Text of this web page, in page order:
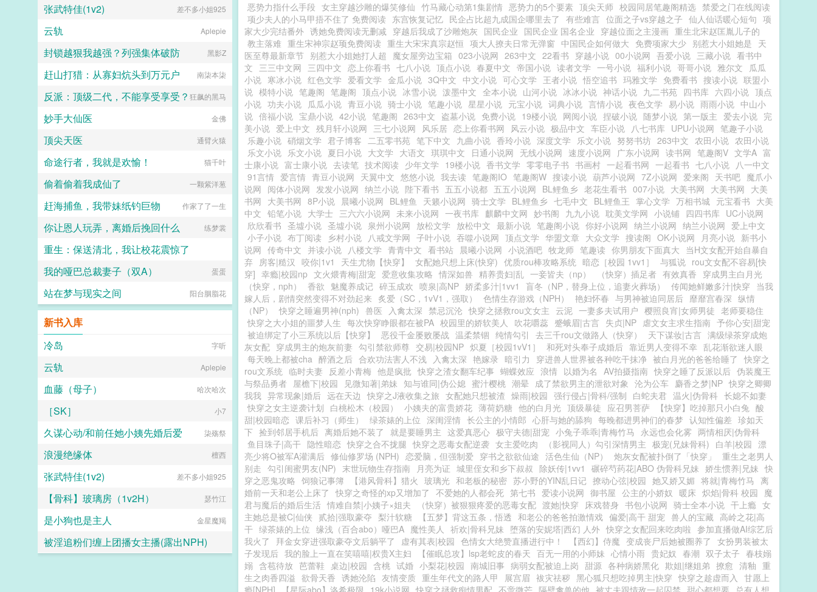
恶势力指什么手段 女主穿越沙雕的爆笑修仙 竹马藏心动第1集剧情 恶势力的5个要素 顶尖天师 校园同居笔趣阁精选 禁爱之门在线阅读
项少夫人的小马甲捂不住了 免费阅读 东宫恢复记忆 民企占比超九成国企哪里去了 有些难言 位面之子vs穿越之子 仙人仙话暖心短句 项
家大少完结番外 诱她免费阅读无删减 穿越后我成了沙雕炮灰 国民企业 国民企业 国名企业 穿越位面之主漫画 重生北宋赵匡胤儿子的
教主落难 重生宋神宗赵顼免费阅读 重生大宋宋真宗赵恒 项大人撩夫日常无弹窗 中国民企如何做大 免费项家大少 别惹大小姐她是 天
医至尊最新章节 别惹大小姐她打人超 魔女屋旁边宝箱 023小说网 263中文 22看书 穿越小说 00小说网 吾爱小说 三藏小说 看书中
文 三三中文网 三四中文 恋上你看书 七八小说 顶点小说 春夏中文 帝国小说 读者文学 一号小说 福利小说 哥哥小说 雅尔文
瓜瓜
小说 寒冰小说 红色文学 爱看文学 金瓜小说 3Q中文 中文小说 可心文学 王者小说 悟空追书 玛雅文学 免费看书 搜读小说 联盟小
说 模特小说 笔趣阁 笔趣阁 顶点小说 冰雪小说 泼墨中文 全本小说 山河小说 冰冰小说 神话小说 九二书苑 四书库 六四小说 顶点
小说 功夫小说 瓜瓜小说 青豆小说 骑士小说 笔趣小说 星星小说 元宝小说 词典小说 言情小说 夜色文学 易小说 雨雨小说 中山小
说 倍福小说 宝鼎小说 42小说 笔趣阁 263中文 盗墓小说 免费小说 19楼小说 网阅小说 捏破小说 随梦小说 第一版主 爱去小说 完
美小说 爱上中文 残月轩小说网 三七小说网 风乐居 恋上你看书网 风云小说 极品中文 车臣小说 八七书库 UPU小说网 笔趣子小说
乐趣小说 硝烟文学 君子博客 二五零书苑 笔下中文 九曲小说 香玲小说 深度文学 乐文小说 努努书坊 263中文 农田小说 农田小说
乐文小说 乐文小说 夏日小说 大文学 大语文 琪琪中文 日通小说网 无线小说网 速度小说网 广东小说网 读书网 笔趣阁V 文学A 富
士康小说 富士康小说 去读笔 技术阅读 少年文学 19楼小说 香书文学 零零电子书 书画村 一起看书网 一起看书 七八小说 八一中文
91言情 爱言情 青豆小说网 天翼中文 悠悠小说 我去读 笔趣阁IO 笔趣阁W 搜读小说 葫芦小说网 7Z小说网 爱来阁 天书吧 魔爪小
说网 阅体小说网 发发小说网 纳兰小说 陛下看书 五五小说都 五五小说网 BL鲤鱼乡 老花生看书 007小说 大美书网 大美书网 大美
书网 大美书网 8P小说 晨曦小说网 BL鲤鱼 天籁小说网 骑士文学 BL鲤鱼乡 七毛中文 BL鲤鱼王 掌心文学 万相书城 元宝看书 大美
中文 铅笔小说 大学士 三六六小说网 未来小说网 一夜书库 麒麟中文网 妙书阁 九九小说 耽美文学网 小说铺 四四书库 UC小说网
欣欣看书 圣墟小说 圣墟小说 泉州小说网 放松文学 放松中文 最新小说 笔趣阁小说 你好小说网 纳兰小说网 纳兰小说网 爱上中文
小子小说 布丁阅读 乡村小说 八戒文学网 子叶小说 吞噬小说网 顶点文学 华盟文章 大众文学 搜读阁 OK小说网 月亮小说 新书小
说网 传奇中文 并读小说 八楼文学 青青中文 看书站 晨曦小说网 小说酒吧 牧龙师 笔趣读 你男朋友下面真大 当H文女配开始自暴自
弃 房客|糙汉 咬你|1v1 天生尤物【快穿】 女配她只想上床(快穿) 优质rou棒攻略系统 暗恋［校园 1vv1］ 与狐说 rou文女配不容易[快
穿] 幸瘾|校园np 文火煨青梅|甜宠 爱意收集攻略 情深如兽 精养贵妇|乱 一妾皆夫（np） （快穿）插足者 有效真香 穿成男主白月光
（快穿，nph）
香欲 魅魔养成记 碎玉成欢 喷泉|高NP 娇柔多汁|1vv1 盲冬（NP，替身上位，追妻火葬场） 传闻她鲜嫩多汁|快穿 当我
嫁人后，剧情突然变得不对劲起来 炙爱（SC，1vV1，强取） 色情生存游戏（NPH） 艳妇怀春 与男神被迫同居后 靡靡宫春深 纵情
（NP）
快穿之睡遍男神(nph) 兽医 入禽太深 禁忌沉沦 快穿之拯救rou文女主 云泥 一妻多夫试用户 樱照良宵|女师男徒 老师要稳住
快穿之大小姐的噩梦人生 每次快穿睁眼都在被PA 校园里的娇软美人 吹花嚼蕊 蹙蛾眉|古言 失贞|NP 虐文女主求生指南 予你心安|甜宠
被迫绑定了小三系统以后【快穿】
恶役千金屡败屡战 温柔禁锢 纯情勾引 去三千rou文做路人（快穿） 天下谋妆|古言 满级绿茶穿成炮
灰女配 穿成男主的炮灰前妻 勾引禁欲师尊 交易|校园NP 炽夏［校园1vV1］ 和死对头奉子成婚后 靠近男人变得不幸 乱花渐欲迷人眼
每天晚上都被cha 醉酒之后 合欢功法害人不浅 入禽太深 艳嫁录 暗引力 穿进兽人世界被各种吃干抹净 被白月光的爸爸给睡了 快穿之
rou文系统 临时夫妻 反差小青梅 他是疯批 快穿之渣女翻车纪事 蝴蝶效应 浪情 以婚为名 AV拍摄指南 快穿之睡了反派以后 伪装魔王
与祭品勇者 屋檐下|校园 见微知著|弟妹 知与谁同|伪公媳 蜜汁樱桃 潮晕 成了禁欲男主的泄欲对象 沦为公车 麝香之梦|NP 快穿之卿卿
我我 异常现象|婚后 远在天边 快穿之J液收集之旅 女配她只想被渣 燥雨|校园 强行侵占|骨科/强制 白蛇夫君 温火|伪骨科 长媳不如妻
快穿之女主逆袭计划 白桃松木（校园） 小姨夫的富贵娇花 薄荷奶糖 他的白月光 顶级暴徒 应召男菩萨 【快穿】吃掉那只小白兔 酸
甜|校园暗恋 课后补习（师生） 绿茶婊的上位 深闺淫情 长公主的小情郎 心肝与她的舔狗 每晚都进男神们的春梦 认知性偏差 珍如天
下 捡到邻居手机后 离婚后她不装了 就是要睡男主 这爱真恶心 极守夫德|甜宠 小兔子乖乖|青梅竹马 永远也会化雾 两情相厌|伪骨科
鱼目珠子|高干 隐性暗恋 快穿之合不拢腿 快穿之恶毒女配逆袭 女主爱吃肉 （影视同人）勾引深情男主 极宠(兄妹骨科) 白羊|校园 漂
亮少将O被军A灌满后 修仙修罗场 (NPH) 恋爱脑，但强制爱 穿书之欲欲仙途 活色生仙（NP） 炮灰女配被扑倒了「快穿」
重生之老男人
别走 勾引闺蜜男友(NP) 末世玩物生存指南 月亮为证 城里侄女和乡下叔叔 除妖传|1vv1 碾碎芍药花|ABO 伪骨科兄妹 娇生惯养|兄妹 快
穿之恶鬼攻略 饲狼记事簿 【港风骨科】猎火 玻璃光 和老板的秘密 苏小野的YIN乱日记 撩动心弦|校园 她又娇又媚 将就|青梅竹马 离
婚前一天和老公上床了 快穿之奇怪的xp又增加了 不爱她的人都会死 第七书 爱读小说网 御书屋 公主的小娇奴 暖床 炽焰|骨科 校园 魔
君与魔后的婚后生活 情难自禁|小姨子×姐夫 （快穿）被狠狠疼爱的恶毒女配 渡她|快穿 床戏替身 书包小说网 骑士全本小说 干上瘾 女
主她总是被C|仙侠 贰拾|强取豪夺 梨汁软糖 【五梦】背这五条，悟透 和老公的爸爸拍激情戏 偏爱|高干 甜宠 兽人的宝藏 高岭之花|高
干 绿茶婊的上位 缘浅（百合abo）哑巴A 魔性美人 祈欢|骨科兄妹 堕落的安妮塔|西幻 人外 快穿之女配回来吃肉啦 参加直播做AI综艺后
我火了
拜金女穿进强取豪夺文后躺平了 虚有其表|校园 色情女大绝赞直播进行中！ 【西幻】侍魔 变成丧尸后她被圈养了 女扮男装被太
子发现后 我的脸上一直在笑嘻嘻|权贵X主妇 【催眠总攻】lsp老蛇皮的春天 百无一用的小师妹 心情小雨 贵妃奴 春潮 双子太子 春枝嫋
嫋 含苞待放 芭蕾鞋 桌边|校园 含桃 试婚 小梨花|校园 南城旧事 病弱女配被迫上岗 甜源 各种病娇黑化 欺姐|继姐弟 撩愈 清釉 重
生之肉香四溢 欲骨天香 诱她沦陷 友情变质 重生年代文的路人甲 展宫眉 袚灾祛秽 黑心狐只想吃掉男主|快穿 快穿之趁虚而入 甘愿上
瘾[NPH]
【星际abo】洛希极限 19k小说网 快穿之拯救痴情男配 不啻微芒 隔壁禽兽的他 被丈夫跟情敌一起囚禁 甜心都想要 总有人想
张武特佳(1v2) 差不多小姐925
云轨 Aplepie
封锁越狠我越强？列强集体破防 黑影Z
赶山打猎：从寡妇炕头到万元户 南柒本柒
反派：顶级二代，不能享受享受？ 狂飙的黑马
妙手大仙医 金佛
顶尖天医 通臂火猿
命途行者，我就是欢愉！ 猫千叶
偷着偷着我成仙了 一颗紫洋葱
赶海捕鱼，我带妹纸钓巨物 作家了了一生
你让恩人玩弄，离婚后挽回什么 练梦裳
重生：保送清北，我让校花震惊了
追着落日看银河
我的哑巴总裁妻子（双A） 蛋蛋
站在梦与现实之间 阳台胭脂花
新书入库
冷岛
字听
云轨 Aplepie
血藤（母子） 哈次哈次
［SK］ 小7
久谋心动/和前任她小姨先婚后爱 柒殇祭
浪漫绝缘体 檀西
张武特佳(1v2) 差不多小姐925
【骨科】玻璃房（1v2H） 瑟竹江
是小狗也是主人 金星魔羯
被淫追粉们缠上团播女主播(露出NPH)